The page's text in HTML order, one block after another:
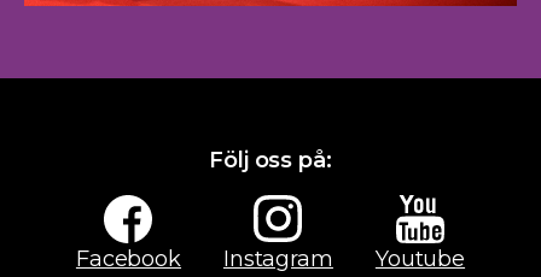
Följ oss på:
Facebook Instagram Youtube